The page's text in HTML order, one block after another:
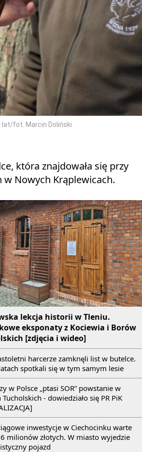
lat/fot. Marcin Doliński
która znajdowała się przy
Nowych Krąplewicach.
lekcja historii w Tleniu.
eksponaty z Kociewia i Borów
[zdjęcia i wideo]
harcerze zamknęli list w butelce.
spotkali się w tym samym lesie
w Polsce „ptasi SOR” powstanie w
Tucholskich - dowiedziało się PR PiK
inwestycje w Ciechocinku warte
milionów złotych. W miasto wyjedzie
pojazd